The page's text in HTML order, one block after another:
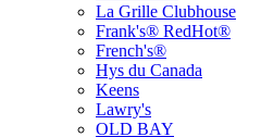
La Grille Clubhouse
Frank's® RedHot®
French's®
Hys du Canada
Keens
Lawry's
OLD BAY